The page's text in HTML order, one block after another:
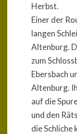
Herbst.
Einer der
langen
Altenburg.
zum
Ebersbach
Altenburg.
auf die
und den
die Schliche